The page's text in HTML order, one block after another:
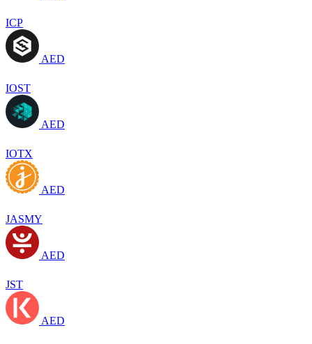
ICP
AED
IOST
AED
IOTX
AED
JASMY
AED
JST
AED